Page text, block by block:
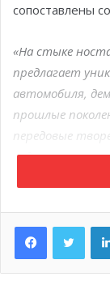
сопоставлены
«На стыке
предлагает
автомобиля,
прошлые
передовые
недавнем
моделей
автомобили
протяжении